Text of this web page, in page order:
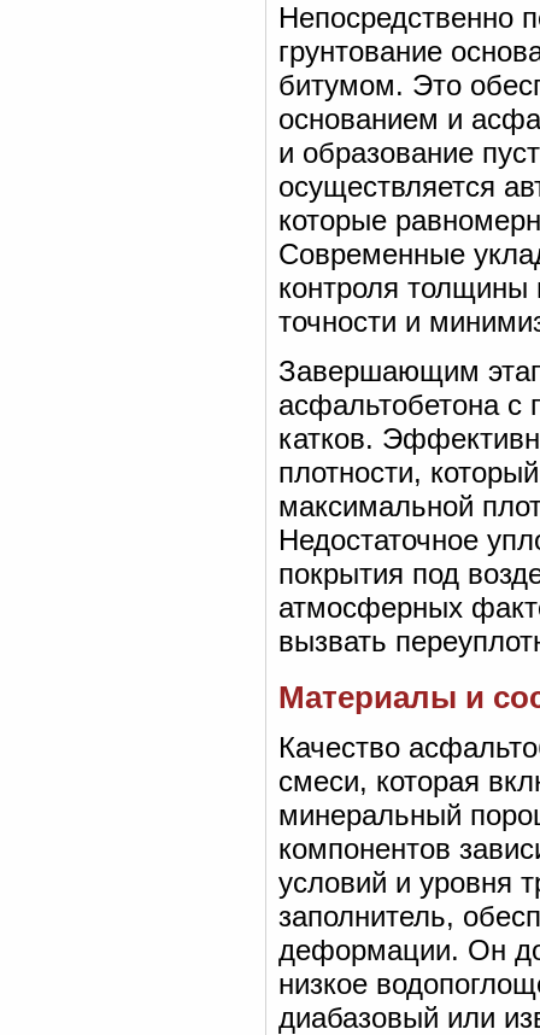
Непосредственно
грунтование
битумом. Это
основанием и
и образование
осуществляется
которые
Современные
контроля толщины
точности и
Завершающим
асфальтобетона
катков.
плотности,
максимальной
Недостаточное
покрытия под
атмосферных
вызвать
Материалы и
Качество
смеси, которая
минеральный
компонентов
условий и уровня
заполнитель,
деформации. Он
низкое
диабазовый или